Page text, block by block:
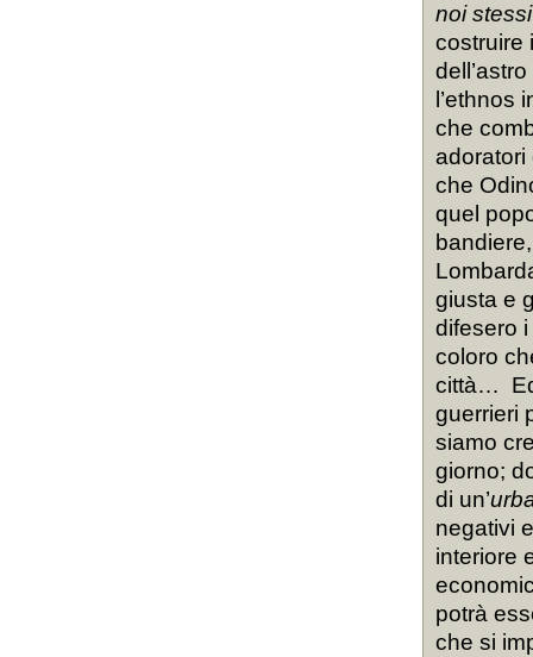
noi stessi
costruire
l’ethnos
che
adoratori
che
quel
giusta e
difesero
coloro
città…
guerrieri
siamo
giorno;
di un’
negativi
interiore
potrà
che si